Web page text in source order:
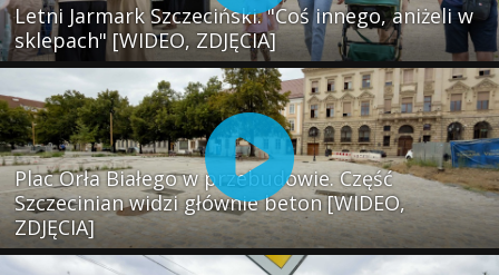
Letni Jarmark Szczeciński. "Coś innego, aniżeli w
sklepach" [WIDEO, ZDJĘCIA]
Plac Orła Białego w przebudowie. Część
Szczecinian widzi głównie beton [WIDEO,
ZDJĘCIA]